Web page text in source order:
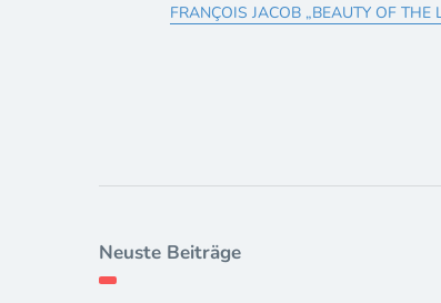
FRANÇOIS JACOB „BEAUTY OF THE
Neuste Beiträge